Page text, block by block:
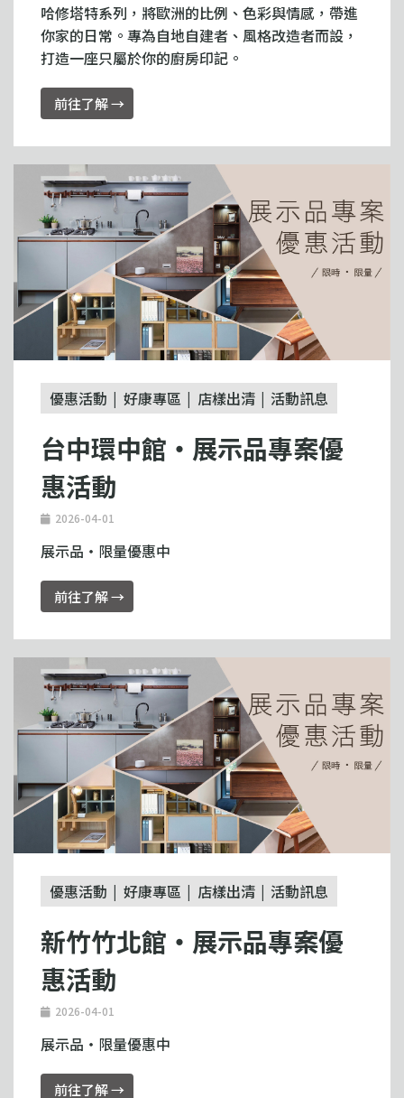
哈修塔特系列，將歐洲的比例、色彩與情感，帶進
你家的日常。專為自地自建者、風格改造者而設，
打造一座只屬於你的廚房印記。
前往了解 →
優惠活動 好康專區 店樣出清 活動訊息
台中環中館・展示品專案優
惠活動
2026-04-01
展示品・限量優惠中
前往了解 →
優惠活動 好康專區 店樣出清 活動訊息
新竹竹北館・展示品專案優
惠活動
2026-04-01
展示品・限量優惠中
前往了解 →